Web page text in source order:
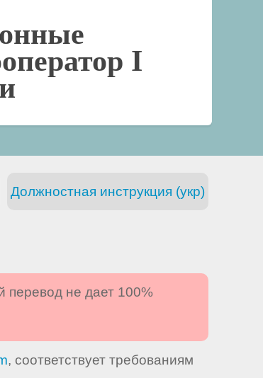
I
Должностная инструкция (укр)
перевод не дает 100%
, соответствует требованиям